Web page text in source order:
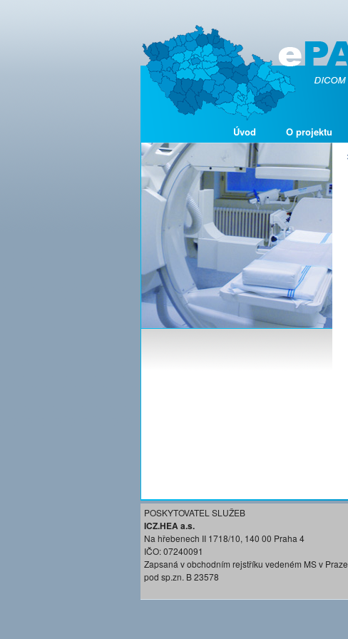
Úvod O projektu
POSKYTOVATEL SLUŽEB
ICZ.HEA a.s.
Na hřebenech II 1718/10, 140 00 Praha 4
IČO: 07240091
Zapsaná v obchodním rejstříku vedeném MS v Praze
pod sp.zn. B 23578